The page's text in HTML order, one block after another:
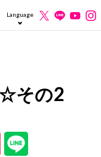
Language
☆その2